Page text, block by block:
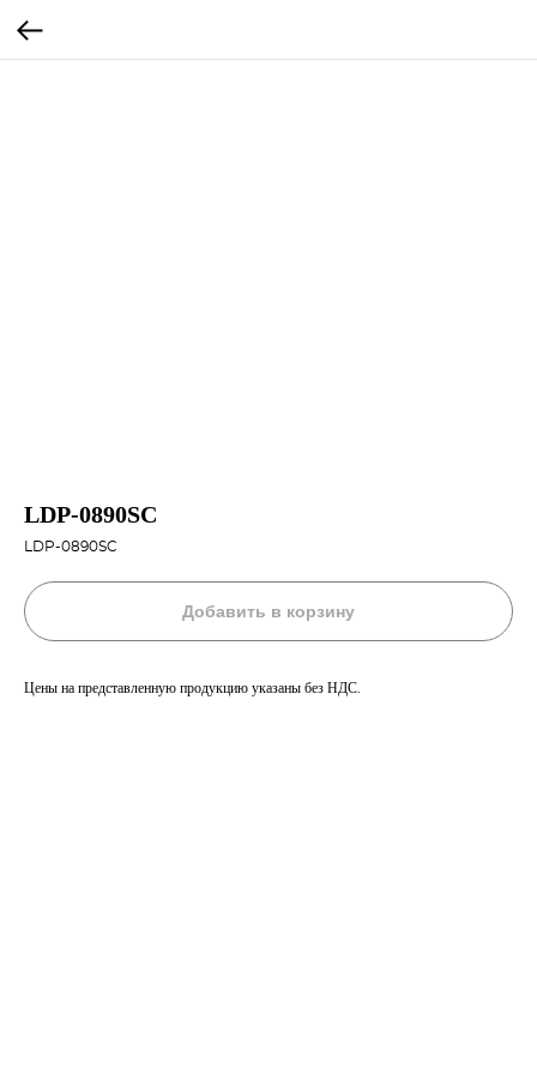
LDP-0890SC
LDP-0890SC
Добавить в корзину
Цены на представленную продукцию указаны без НДС.